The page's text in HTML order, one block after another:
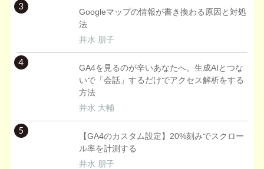
3
Googleマップの情報が書き換わる原因と対処
法
井水 朋子
4
GA4を見るのが辛いあなたへ。生成AIとつな
いで「会話」するだけでアクセス解析をする
方法
井水 大輔
5
【GA4のカスタム設定】20%刻みでスクロー
ル率を計測する
井水 朋子